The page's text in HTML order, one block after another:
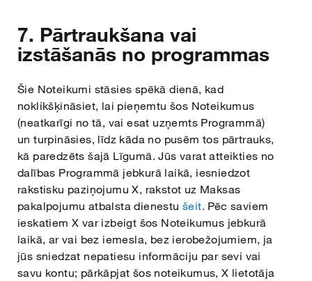
7. Pārtraukšana vai
izstāšanās no programmas
Šie Noteikumi stāsies spēkā dienā, kad
noklikšķināsiet, lai pieņemtu šos Noteikumus
(neatkarīgi no tā, vai esat uzņemts Programmā)
un turpināsies, līdz kāda no pusēm tos pārtrauks,
kā paredzēts šajā Līgumā. Jūs varat atteikties no
dalības Programmā jebkurā laikā, iesniedzot
rakstisku paziņojumu X, rakstot uz Maksas
pakalpojumu atbalsta dienestu šeit. Pēc saviem
ieskatiem X var izbeigt šos Noteikumus jebkurā
laikā, ar vai bez iemesla, bez ierobežojumiem, ja
jūs sniedzat nepatiesu informāciju par sevi vai
savu kontu; pārkāpjat šos noteikumus, X lietotāja